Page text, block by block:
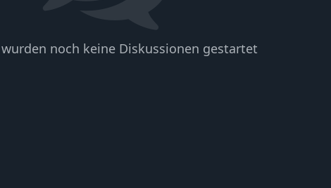
noch keine Diskussionen gestartet